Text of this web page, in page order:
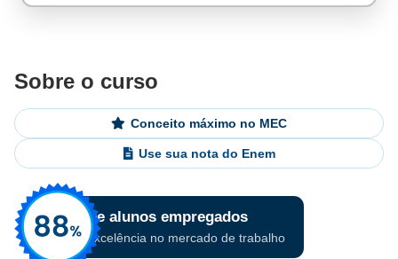
Sobre o curso
Conceito máximo no MEC
Use sua nota do Enem